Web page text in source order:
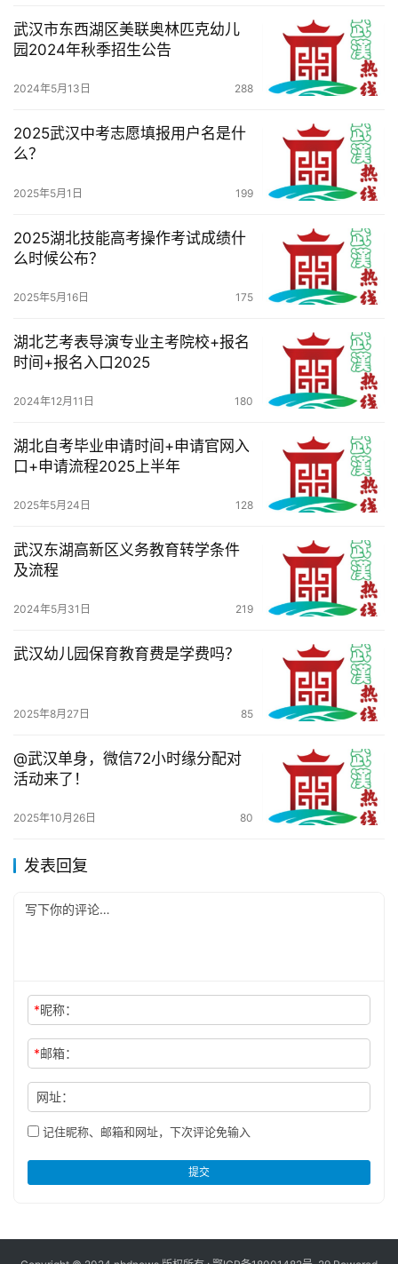
服
武汉市东西湖区美联奥林匹克幼儿
园2024年秋季招生公告
2024年5月13日 288
2025武汉中考志愿填报用户名是什
么？
2025年5月1日 199
2025湖北技能高考操作考试成绩什
么时候公布？
2025年5月16日 175
湖北艺考表导演专业主考院校+报名
时间+报名入口2025
2024年12月11日 180
湖北自考毕业申请时间+申请官网入
口+申请流程2025上半年
2025年5月24日 128
武汉东湖高新区义务教育转学条件
及流程
2024年5月31日 219
武汉幼儿园保育教育费是学费吗？
2025年8月27日 85
@武汉单身，微信72小时缘分配对
活动来了！
2025年10月26日 80
发表回复
*昵称：
*邮箱：
网址：
记住昵称、邮箱和网址，下次评论免输入
提交